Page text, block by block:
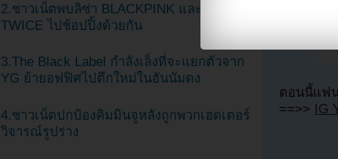
ตอนนี้แฟ
==>>
IG
2.ชาวเน็ตพบลิซ่า BLACKPINK และมินะ
TWICE ไปช้อปปิ้งด้วยกัน
3.The Black Label กำลังเล็งที่จะแยกตัวจาก
YG ย้ายอฟฟิศไปตึกใหม่ในฮันนัมดง
4.ชาวเน็ตปกป้องคิมมินจูหลังถูกพวกเฮดเตอร์
วิจารณ์รูปร่าง